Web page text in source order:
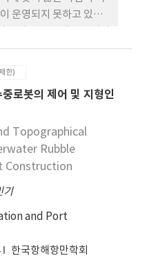
템을 이용하게 되면 컨
있었다.
운영되지 못하고 있다.
류기능 수행에 지장을
설의 설치 및 관리 기능
복되어 있어 업무 수행
상이 초래 되고 있다. 부
으로서의 고유기능을 제
한 문제점에 대한 해결
. 이와 같은 문제의식 하
분의 원칙(이론)에 기
분석하고, 기능배분의 개
으로 하였다. 분석결과,
의시설 설치 및 관리 등
임 명료화, 효율성, 보충
한)
로봇의 제어 및 지형인
Topographical
Rubble
Construction
기
and Port
한국항해항만학회